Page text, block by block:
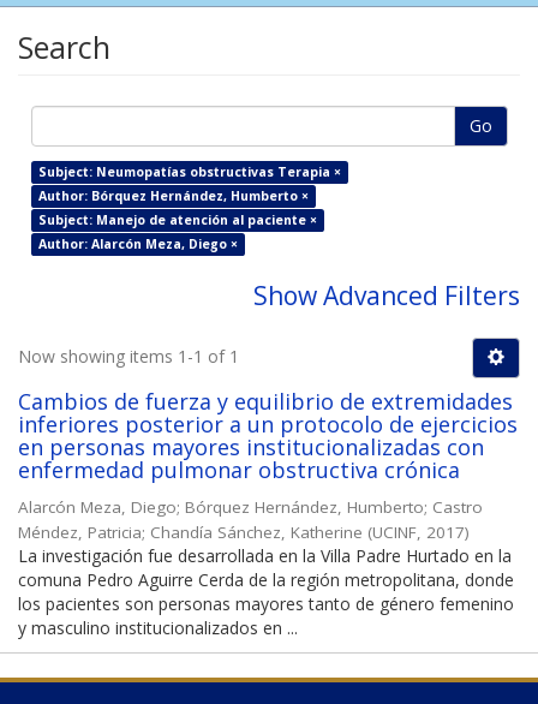
Search
Go
Subject: Neumopatías obstructivas Terapia ×
Author: Bórquez Hernández, Humberto ×
Subject: Manejo de atención al paciente ×
Author: Alarcón Meza, Diego ×
Show Advanced Filters
Now showing items 1-1 of 1
Cambios de fuerza y equilibrio de extremidades
inferiores posterior a un protocolo de ejercicios
en personas mayores institucionalizadas con
enfermedad pulmonar obstructiva crónica
Alarcón Meza, Diego; Bórquez Hernández, Humberto; Castro
Méndez, Patricia; Chandía Sánchez, Katherine (UCINF, 2017)
La investigación fue desarrollada en la Villa Padre Hurtado en la
comuna Pedro Aguirre Cerda de la región metropolitana, donde
los pacientes son personas mayores tanto de género femenino
y masculino institucionalizados en ...